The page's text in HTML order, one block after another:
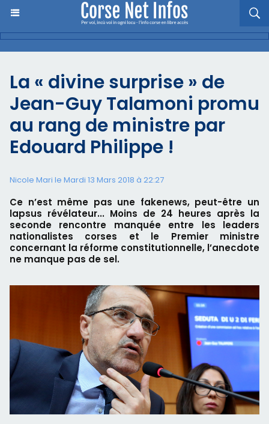
La « divine surprise » de
Jean-Guy Talamoni promu
au rang de ministre par
Edouard Philippe !
Nicole Mari le Mardi 13 Mars 2018 à 22:27
Ce n’est même pas une fakenews, peut-être un
lapsus révélateur... Moins de 24 heures après la
seconde rencontre manquée entre les leaders
nationalistes corses et le Premier ministre
concernant la réforme constitutionnelle, l’anecdote
ne manque pas de sel.